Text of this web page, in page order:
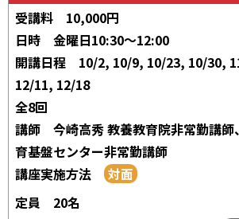
受講料
10,000円
日時
金曜日10:30～12:00
開講日程
10/2, 10/9, 10/23, 10/30,
12/11, 12/18
全8回
講師
今崎高秀 教養教育院非常勤講
育基盤センター非常勤講師
講座実施方法
定員
20名